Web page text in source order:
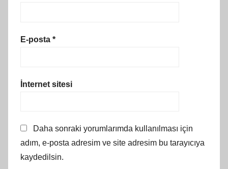
E-posta *
İnternet sitesi
Daha sonraki yorumlarımda kullanılması için
adım, e-posta adresim ve site adresim bu tarayıcıya
kaydedilsin.